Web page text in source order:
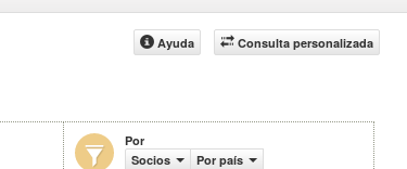
Consulta personalizada
Ayuda
de US$)
Por
Socios
Por país